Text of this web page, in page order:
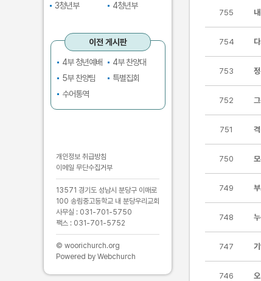
3청년부
4청년부
이전 게시판
4부 청년예배
4부 찬양대
5부 찬양팀
특별집회
수어통역
개인정보 취급방침
이메일 무단수집거부
13571 경기도 성남시 분당구 이매로
100 송림중고등학교 내 분당우리교회
사무실 : 031-701-5750
팩스 : 031-701-5752
© woorichurch.org
Powered by Webchurch
755
754
753
752
751
750
749
748
747
746